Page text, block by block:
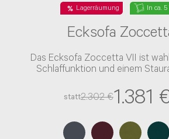
Lagerräumung In ca.
Ecksofa
Das Ecksofa Zoccetta VII ist
Schlaffunktion und einem
statt2.302 €1.381